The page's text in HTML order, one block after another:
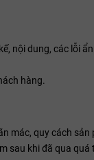
nội dung, các
hàng.
mác, quy cách
sau khi đã qua